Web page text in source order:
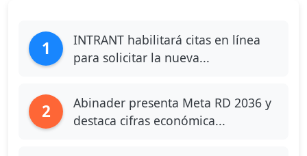
1
INTRANT habilitará citas en línea
para solicitar la nueva...
2
Abinader presenta Meta RD 2036 y
destaca cifras económica...